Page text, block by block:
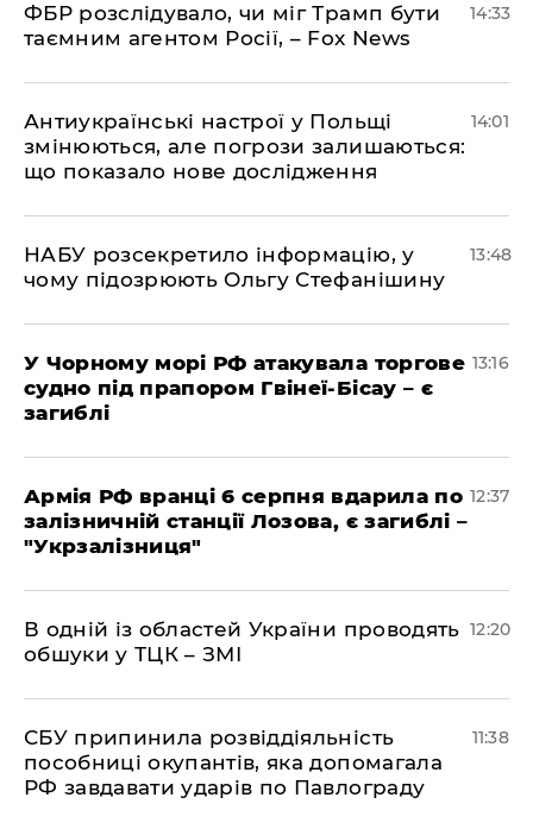
ФБР розслідувало, чи міг Трамп бути
таємним агентом Росії, – Fox News
14:33
Антиукраїнські настрої у Польщі
змінюються, але погрози залишаються:
що показало нове дослідження
14:01
НАБУ розсекретило інформацію, у
чому підозрюють Ольгу Стефанішину
13:48
У Чорному морі РФ атакувала торгове
судно під прапором Гвінеї-Бісау – є
загиблі
13:16
Армія РФ вранці 6 серпня вдарила по
залізничній станції Лозова, є загиблі –
"Укрзалізниця"
12:37
В одній із областей України проводять
обшуки у ТЦК – ЗМІ
12:20
СБУ припинила розвіддіяльність
пособниці окупантів, яка допомагала
РФ завдавати ударів по Павлограду
11:38